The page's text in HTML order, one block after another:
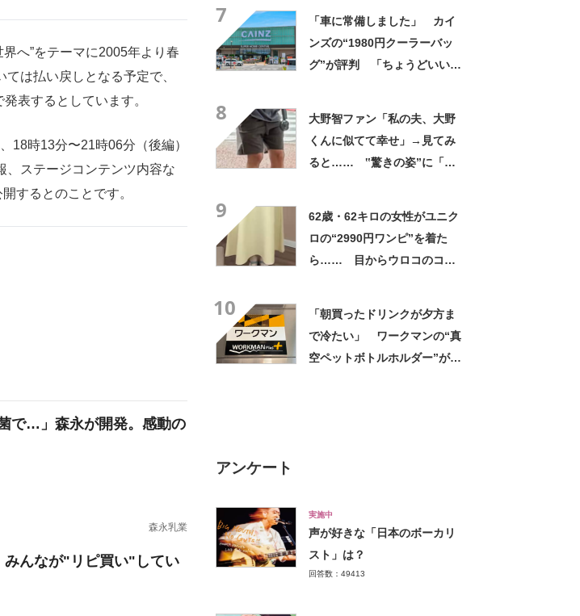
へ”をテーマに2005年より春
は払い戻しとなる予定で、
表するとしています。
18時13分〜21時06分（後編）
、ステージコンテンツ内容な
するとのことです。
で…」森永が開発。感動の
森永乳業
みんなが"リピ買い"してい
7
「車に常備しました」 カイ
ンズの“1980円クーラーバッ
グ”が評判 「ちょうどいい大
8
大野智ファン「私の夫、大野
くんに似てて幸せ」→見てみ
ると…… ‟驚きの姿”に「最
9
62歳・62キロの女性がユニク
ロの“2990円ワンピ”を着た
ら…… 目からウロコのコー
10
「朝買ったドリンクが夕方ま
で冷たい」 ワークマンの“真
空ペットボトルホルダー”が大
アンケート
実施中
声が好きな「日本のボーカリ
スト」は？
回答数：49413